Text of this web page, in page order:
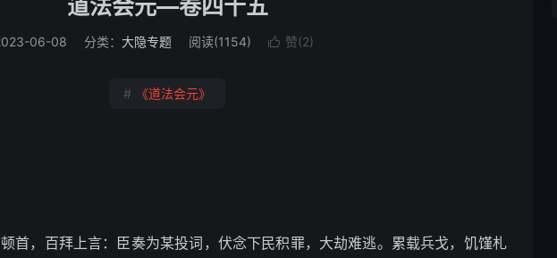
道法会元—卷四十五
06-08 分类： 大隐专题 阅读(1154)  赞(2)
# 《道法会元》
首，百拜上言：臣奏为某投词，伏念下民积罪，大劫难逃。累载兵戈，饥馑札